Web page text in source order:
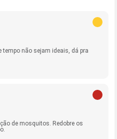
tempo não sejam ideais, dá pra
de mosquitos. Redobre os